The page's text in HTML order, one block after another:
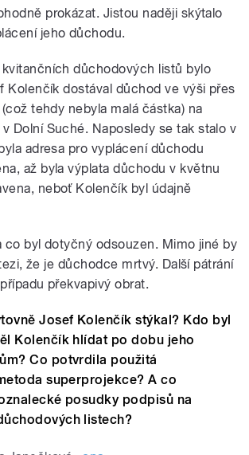
prokázat. Jistou naději skýtalo
jeho důchodu.
důchodových listů bylo
Kolenčík dostával důchod ve výši přes
tehdy nebyla malá částka) na
Dolní Suché. Naposledy se tak stalo v
adresa pro vyplácení důchodu
až byla výplata důchodu v květnu
neboť Kolenčík byl údajně
co byl dotyčný odsouzen. Mimo jiné by
že je důchodce mrtvý. Další pátrání
překvapivý obrat.
Josef Kolenčík stýkal? Kdo byl
Kolenčík hlídat po dobu jeho
Co potvrdila použitá
superprojekce? A co
posudky podpisů na
listech?